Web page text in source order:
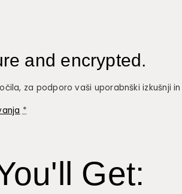
and encrypted.
za podporo vaši uporabnški izkušnji
*
Get: